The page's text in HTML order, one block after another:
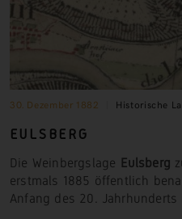
30. Dezember 1882 Historische
EULSBERG
Die Weinbergslage Eulsberg
erstmals 1885 öffentlich
Anfang des 20. Jahrhunderts